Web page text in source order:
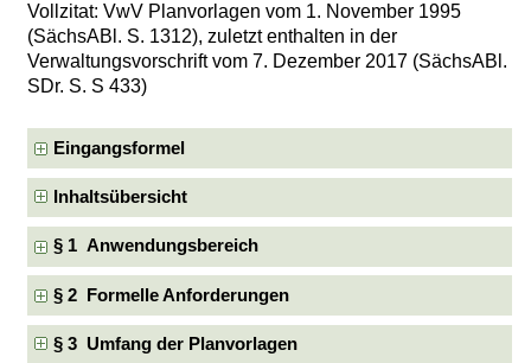
Vollzitat: VwV Planvorlagen vom 1. November 1995
(SächsABl. S. 1312), zuletzt enthalten in der
Verwaltungsvorschrift vom 7. Dezember 2017 (SächsABl.
SDr. S. S 433)
Eingangsformel
Inhaltsübersicht
§ 1 Anwendungsbereich
§ 2 Formelle Anforderungen
§ 3 Umfang der Planvorlagen